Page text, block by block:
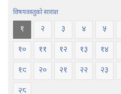
विषयवस्तुको सारांश
१ २ ३ ४ ५
१०
११ १२ १३ १४
१९
२० २१ २२ २३
२८